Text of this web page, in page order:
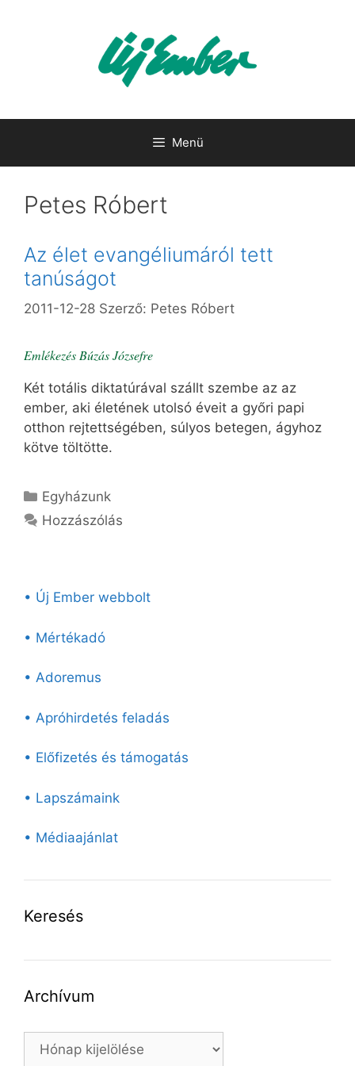
Menü
Petes Róbert
Az élet evangéliumáról tett
tanúságot
2011-12-28 Szerző: Petes Róbert
Emlékezés Búzás Józsefre
Két totális diktatúrával szállt szembe az az
ember, aki életének utolsó éveit a győri papi
otthon rejtettségében, súlyos betegen, ágyhoz
kötve töltötte.
Kategória
Egyházunk
Hozzászólás
• Új Ember webbolt
• Mértékadó
• Adoremus
• Apróhirdetés feladás
• Előfizetés és támogatás
• Lapszámaink
• Médiaajánlat
Keresés
Archívum
Archívum